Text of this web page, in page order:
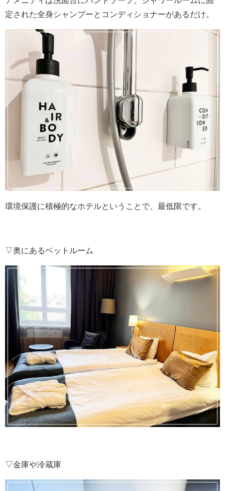
定された全身シャンプーとコンディショナーがあるだけ。
環境保護に積極的なホテルということで、最低限です。
▽奥にあるベットルーム
▽金庫や冷蔵庫